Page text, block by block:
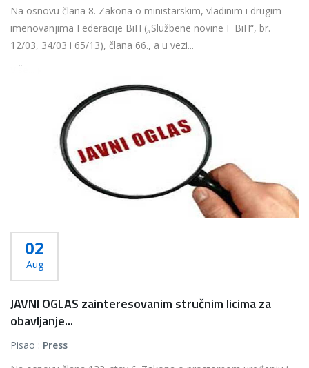
Na osnovu člana 8. Zakona o ministarskim, vladinim i drugim
imenovanjima Federacije BiH („Službene novine F BiH“, br.
12/03, 34/03 i 65/13), člana 66., a u vezi...
Više...
02
Aug
JAVNI OGLAS zainteresovanim stručnim licima za
obavljanje...
Pisao : Press